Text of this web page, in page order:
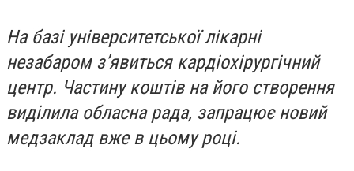
На базі університетської лікарні
незабаром з’явиться кардіохірургічний
центр. Частину коштів на його створення
виділила обласна рада, запрацює новий
медзаклад вже в цьому році.